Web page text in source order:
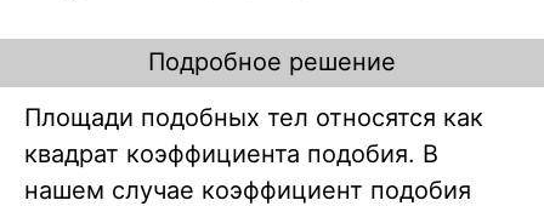
Подробное решение
Площади подобных тел относятся как
квадрат коэффициента подобия. В
нашем случае коэффициент подобия